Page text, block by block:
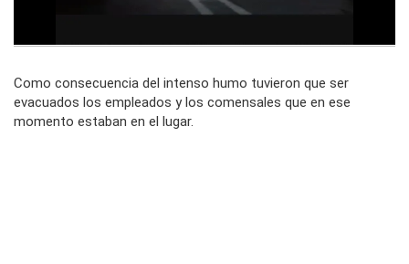
Como consecuencia del intenso humo tuvieron que ser
evacuados los empleados y los comensales que en ese
momento estaban en el lugar.